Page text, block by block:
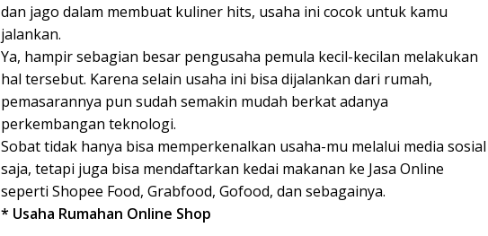
dan jago dalam membuat kuliner hits, usaha ini cocok untuk kamu
jalankan.
Ya, hampir sebagian besar pengusaha pemula kecil-kecilan melakukan
hal tersebut. Karena selain usaha ini bisa dijalankan dari rumah,
pemasarannya pun sudah semakin mudah berkat adanya
perkembangan teknologi.
Sobat tidak hanya bisa memperkenalkan usaha-mu melalui media sosial
saja, tetapi juga bisa mendaftarkan kedai makanan ke Jasa Online
seperti Shopee Food, Grabfood, Gofood, dan sebagainya.
* Usaha Rumahan Online Shop